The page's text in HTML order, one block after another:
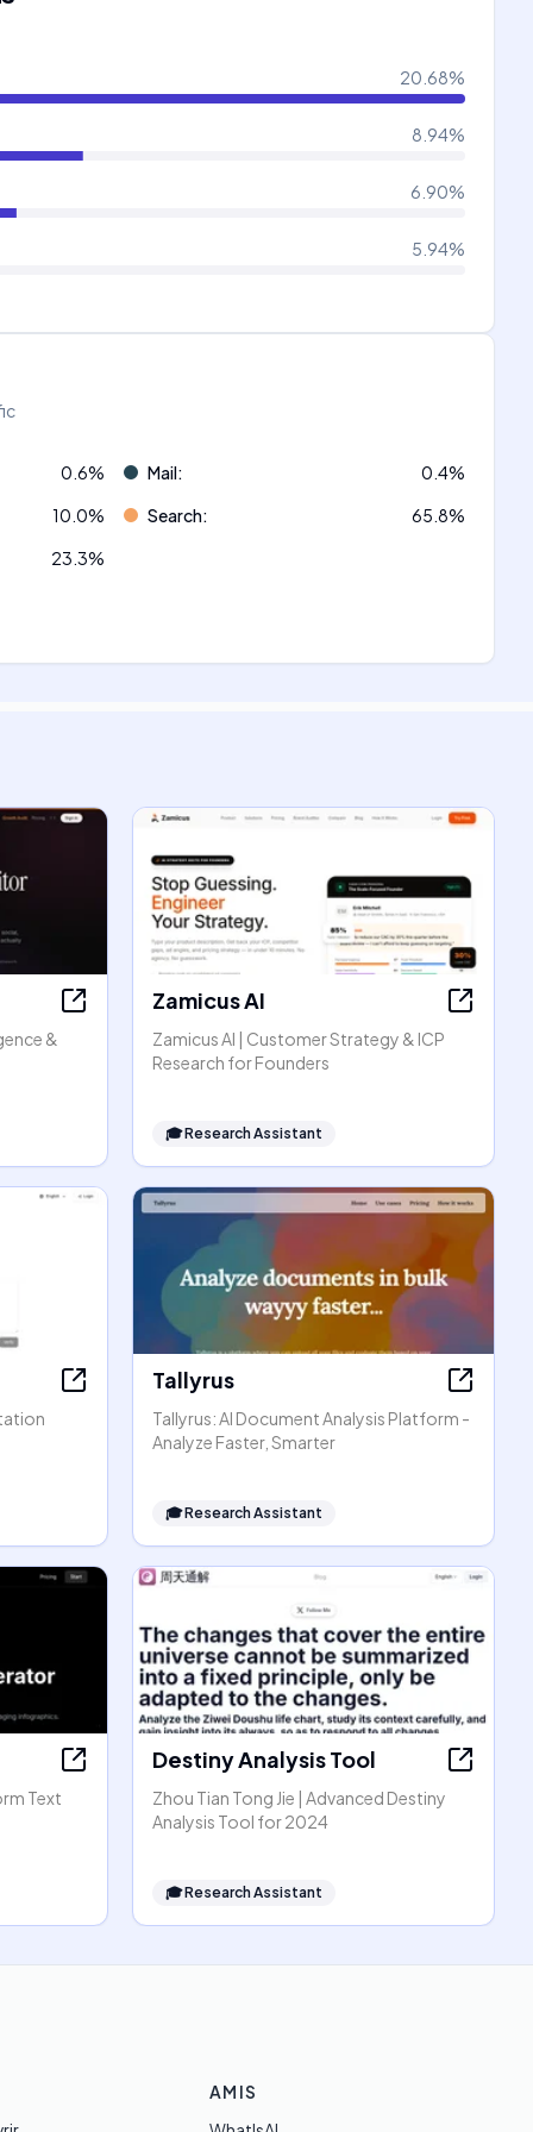
20.68%
8.94%
6.90%
5.94%
0.6% Mail: 0.4%
10.0% Search: 65.8%
23.3%
&
Zamicus AI
Zamicus AI | Customer Strategy & ICP
Research for Founders
🎓Research Assistant
Tallyrus
Tallyrus: AI Document Analysis Platform -
Analyze Faster, Smarter
🎓Research Assistant
Text
Destiny Analysis Tool
Zhou Tian Tong Jie | Advanced Destiny
Analysis Tool for 2024
🎓Research Assistant
AMIS